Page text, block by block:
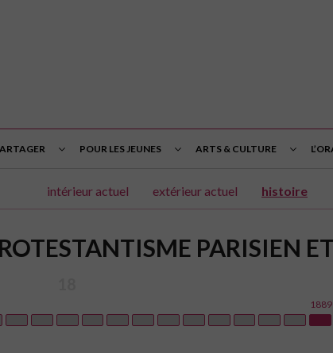
POUR LES JEUNES ARTS & CULTURE
intérieur actuel extérieur actuel histoire
PARISIEN
1889